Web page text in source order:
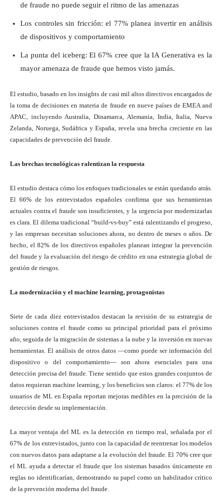
de fraude no puede seguir el ritmo de las amenazas
Los controles sin fricción: el 77% planea invertir en análisis
de dispositivos y comportamiento
La punta del iceberg: El 67% cree que la IA Generativa es la
mayor amenaza de fraude que hemos visto jamás.
El estudio, basado en los insights de casi mil altos directivos encargados de
la toma de decisiones en materia de fraude en nueve países de EMEA and
APAC, incluyendo Australia, Dinamarca, Alemania, India, Italia, Nueva
Zelanda, Noruega, Sudáfrica y España, revela una brecha creciente en las
capacidades de prevención del fraude.
Las brechas tecnológicas ralentizan la respuesta
El estudio destaca cómo los enfoques tradicionales se están quedando atrás.
El 66% de los entrevistados españoles confirma que sus herramientas
actuales contra el fraude son insuficientes, y la urgencia por modernizarlas
es clara. El dilema tradicional “build-vs-buy” está ralentizando el progreso,
y las empresas necesitan soluciones ahora, no dentro de meses o años. De
hecho, el 82% de los directivos españoles planean integrar la prevención
del fraude y la evaluación del riesgo de crédito en una estrategia global de
gestión de riesgos.
La modernización y el machine learning, protagonistas
Siete de cada diez entrevistados destacan la revisión de su estrategia de
soluciones contra el fraude como su principal prioridad para el próximo
año, seguida de la migración de sistemas a la nube y la inversión en nuevas
herramientas. El análisis de otros datos —como puede ser información del
dispositivo o del comportamiento— son ahora esenciales para una
detección precisa del fraude. Tiene sentido que estos grandes conjuntos de
datos requieran machine learning, y los beneficios son claros: el 77% de los
usuarios de ML en España reportan mejoras medibles en la precisión de la
detección desde su implementación.
La mayor ventaja del ML es la detección en tiempo real, señalada por el
67% de los entrevistados, junto con la capacidad de reentrenar los modelos
con nuevos datos para adaptarse a la evolución del fraude. El 70% cree que
el ML ayuda a detectar el fraude que los sistemas basados únicamente en
reglas no identificarían, demostrando su papel como un habilitador crítico
de la prevención moderna del fraude.